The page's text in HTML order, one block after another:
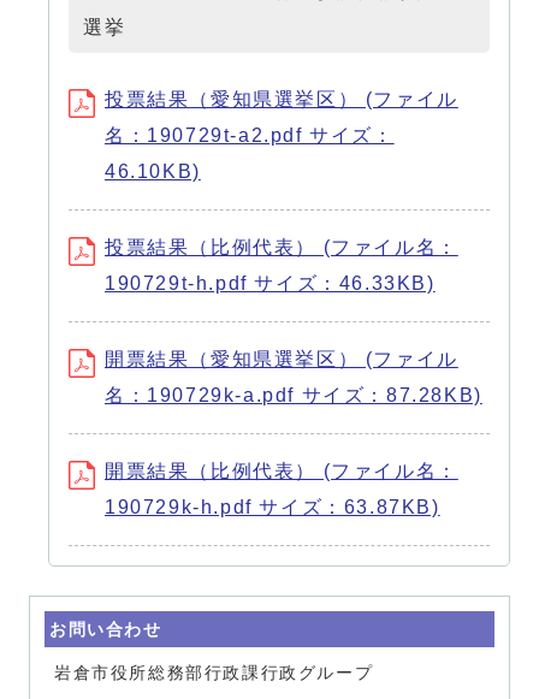
選挙
投票結果（愛知県選挙区） (ファイル
名：190729t-a2.pdf サイズ：
46.10KB)
投票結果（比例代表） (ファイル名：
190729t-h.pdf サイズ：46.33KB)
開票結果（愛知県選挙区） (ファイル
名：190729k-a.pdf サイズ：87.28KB)
開票結果（比例代表） (ファイル名：
190729k-h.pdf サイズ：63.87KB)
お問い合わせ
岩倉市役所総務部行政課行政グループ